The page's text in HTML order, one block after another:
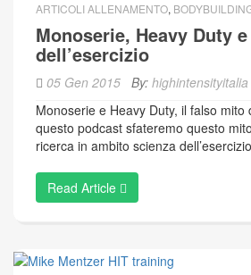
ARTICOLI ALLENAMENTO,
Monoserie, Heavy Duty
dell’esercizio
05 Gen 2015 By: highintensityitalia
Monoserie e Heavy Duty, il falso mito
questo podcast sfateremo questo
ricerca in ambito scienza
Read Article